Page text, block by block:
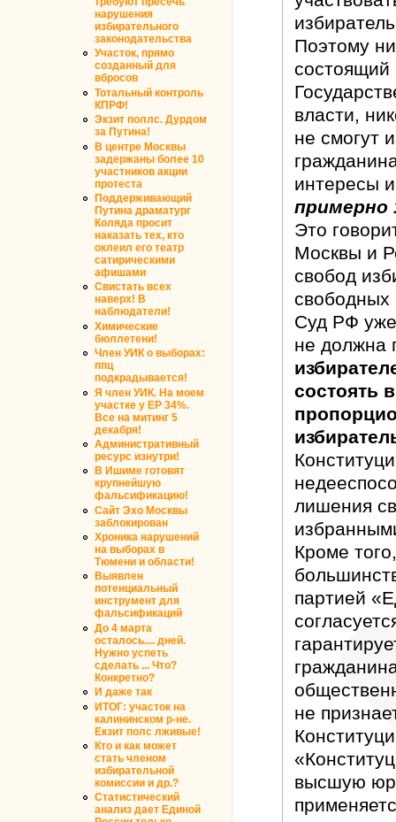
нарушения
избирательного
законодательства
Участок, прямо
созданный для
вбросов
Тотальный контроль
КПРФ!
Экзит поллс. Дурдом
за Путина!
В центре Москвы
задержаны более 10
участников акции
протеста
Поддерживающий
Путина драматург
Коляда просит
наказать тех, кто
оклеил его театр
сатирическими
афишами
Свистать всех
наверх! В
наблюдатели!
Химические
бюллетени!
Член УИК о выборах:
ппц
подкрадывается!
Я член УИК. На моем
участке у ЕР 34%.
Все на митинг 5
декабря!
Административный
ресурс изнутри!
В Ишиме готовят
крупнейшую
фальсификацию!
Сайт Эхо Москвы
заблокирован
Хроника нарушений
на выборах в
Тюмени и области!
Выявлен
потенциальный
инструмент для
фальсификаций
До 4 марта
осталось.... дней.
Нужно успеть
сделать ... Что?
Конкретно?
И даже так
ИТОГ: участок на
калининском р-не.
Екзит полс лживые!
Кто и как может
стать членом
избирательной
комиссии и др.?
Статистический
анализ дает Единой
Поэтому
состоящий
власти,
не смогут
интересы
примерно
Это
Москвы и
свобод
свободных
Суд РФ уже
не должна
состоять
лишения
Кроме
партией
не
высшую